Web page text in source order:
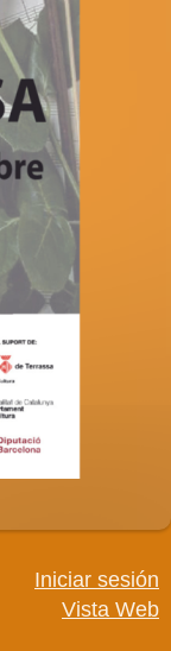
Iniciar sesión
Vista Web